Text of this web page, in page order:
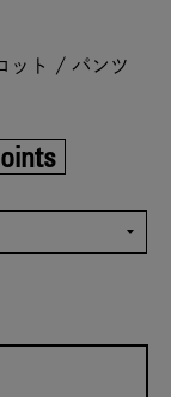
ット / パンツ